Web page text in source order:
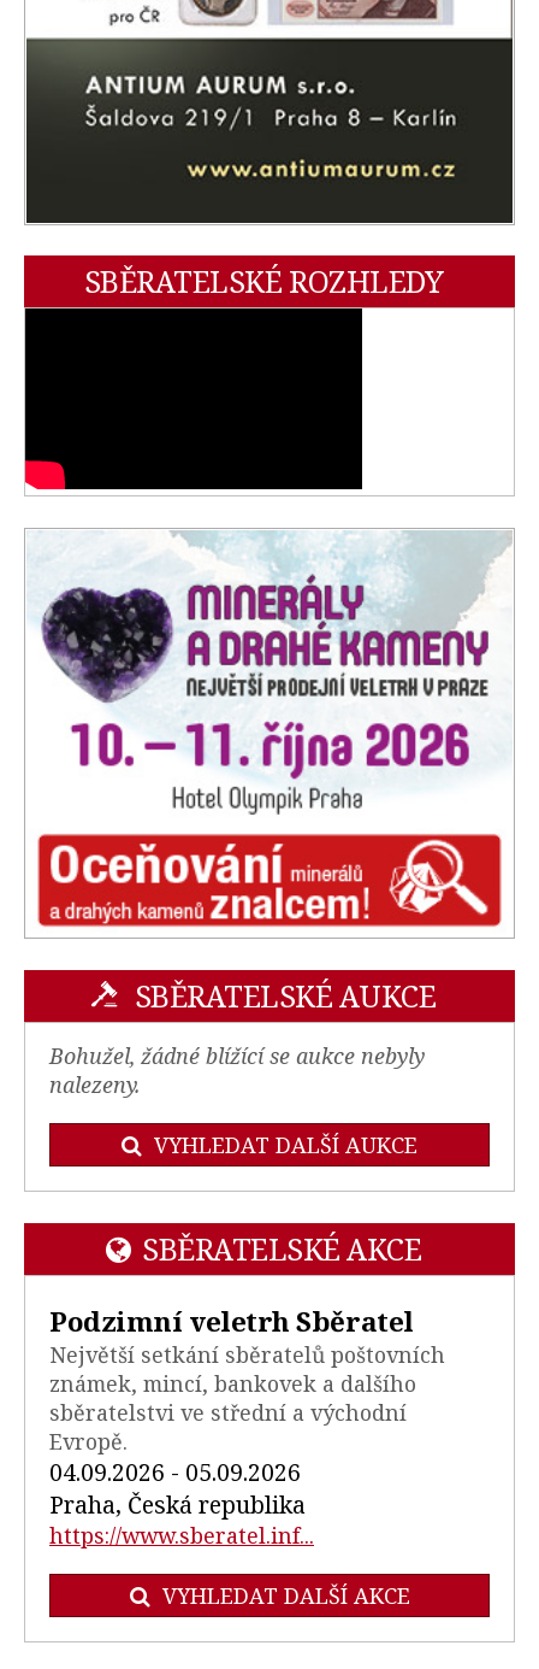
SBĚRATELSKÉ ROZHLEDY
SBĚRATELSKÉ AUKCE
Bohužel, žádné blížící se aukce nebyly
nalezeny.
VYHLEDAT DALŠÍ AUKCE
SBĚRATELSKÉ AKCE
Podzimní veletrh Sběratel
Největší setkání sběratelů poštovních
známek, mincí, bankovek a dalšího
sběratelstvi ve střední a východní
Evropě.
04.09.2026 - 05.09.2026
Praha, Česká republika
https://www.sberatel.inf...
VYHLEDAT DALŠÍ AKCE